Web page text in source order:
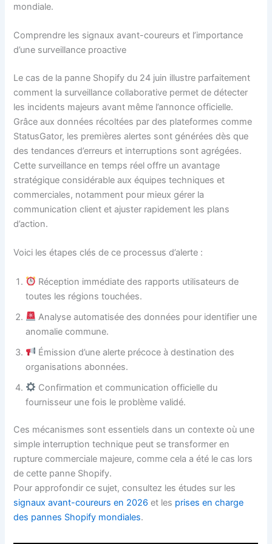
mondiale.
Comprendre les signaux avant-coureurs et l’importance
d’une surveillance proactive
Le cas de la panne Shopify du 24 juin illustre parfaitement
comment la surveillance collaborative permet de détecter
les incidents majeurs avant même l’annonce officielle.
Grâce aux données récoltées par des plateformes comme
StatusGator, les premières alertes sont générées dès que
des tendances d’erreurs et interruptions sont agrégées.
Cette surveillance en temps réel offre un avantage
stratégique considérable aux équipes techniques et
commerciales, notamment pour mieux gérer la
communication client et ajuster rapidement les plans
d’action.
Voici les étapes clés de ce processus d’alerte :
Réception immédiate des rapports utilisateurs de
toutes les régions touchées.
Analyse automatisée des données pour identifier une
anomalie commune.
Émission d’une alerte précoce à destination des
organisations abonnées.
Confirmation et communication officielle du
fournisseur une fois le problème validé.
Ces mécanismes sont essentiels dans un contexte où une
simple interruption technique peut se transformer en
rupture commerciale majeure, comme cela a été le cas lors
de cette panne Shopify.
Pour approfondir ce sujet, consultez les études sur les
signaux avant-coureurs en 2026 et les prises en charge
des pannes Shopify mondiales.